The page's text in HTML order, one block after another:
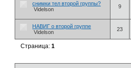
снимки тел второй группы?
Videlson
9
НАВИГ о второй группе
Videlson
23
Страница:1